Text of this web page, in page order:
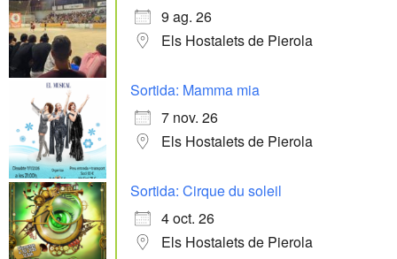
9 ag. 26
Els Hostalets de Pierola
Sortida: Mamma mia
7 nov. 26
Els Hostalets de Pierola
Sortida: Cirque du soleil
4 oct. 26
Els Hostalets de Pierola